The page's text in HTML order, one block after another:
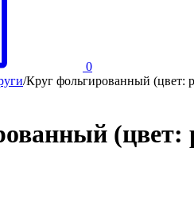
0
/Круг фольгированный (цвет:
(цвет: